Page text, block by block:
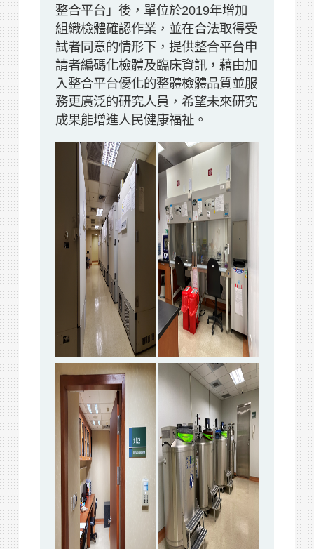
整合平台」後，單位於2019年增加
組織檢體確認作業，並在合法取得受
試者同意的情形下，提供整合平台申
請者編碼化檢體及臨床資訊，藉由加
入整合平台優化的整體檢體品質並服
務更廣泛的研究人員，希望未來研究
成果能增進人民健康福祉。